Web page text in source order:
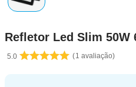
Refletor Led Slim 50W
5.0 1 avaliação
8º chuveiro
9 º porta